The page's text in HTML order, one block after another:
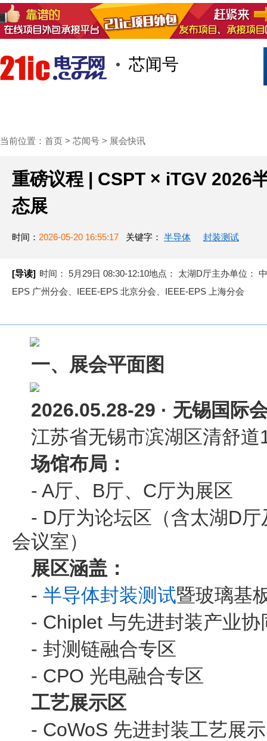
芯闻号
当前位置： 首页 > 芯闻号 > 展会快讯
重磅议程 | CSPT × iTGV 2026
态展
时间： 2026-05-20 16:55:17 关键字： 半导体 封装测试
[导读] 时间： 5月29日 08:30-12:10地点： 太湖D厅主办单位：
EPS 广州分会、IEEE-EPS 北京分会、IEEE-EPS 上海分会
一、展会平面图
2026.05.28-29 · 无锡国际
江苏省无锡市滨湖区清舒道
场馆布局：
- A厅、B厅、C厅为展区
- D厅为论坛区（含太湖D
会议室）
展区涵盖：
- 半导体封装测试暨玻璃基
- Chiplet 与先进封装产业协
- 封测链融合专区
- CPO 光电融合专区
工艺展示区
- CoWoS 先进封装工艺展